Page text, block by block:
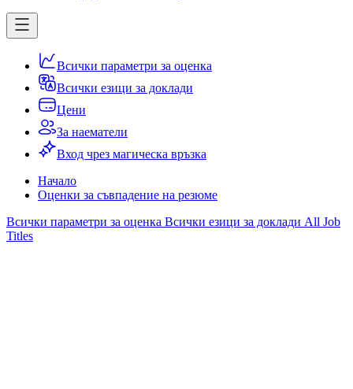
Всички параметри за оценка
Всички езици за доклади
Цени
За наематели
Вход чрез магическа връзка
Начало
Оценки за съвпадение на резюме
Всички параметри за оценка Всички езици за доклади All Job
Titles